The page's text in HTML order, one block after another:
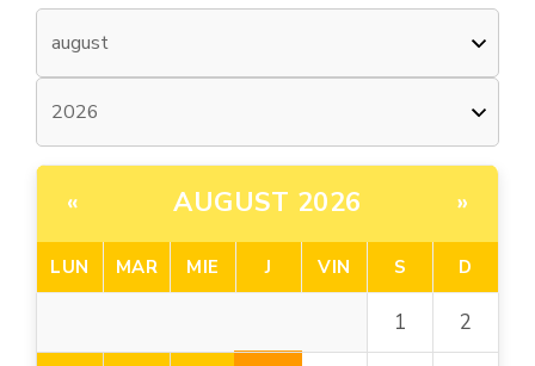
« AUGUST 2026 »
LUN MAR MIE J VIN S D
1 2